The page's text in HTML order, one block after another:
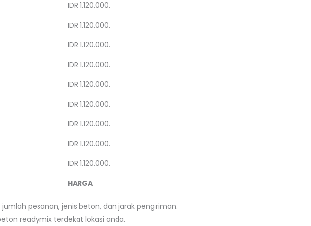
IDR 1.120.000.
IDR 1.120.000.
IDR 1.120.000.
IDR 1.120.000.
IDR 1.120.000.
IDR 1.120.000.
IDR 1.120.000.
IDR 1.120.000.
IDR 1.120.000.
HARGA
pesanan, jenis beton, dan jarak pengiriman.
readymix terdekat lokasi anda.